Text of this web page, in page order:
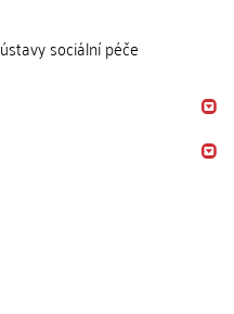
sociální péče